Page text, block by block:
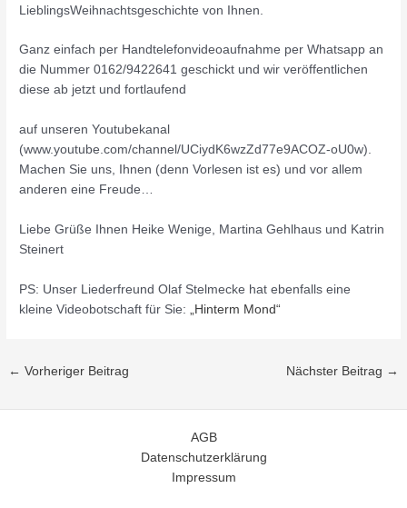
LieblingsWeihnachtsgeschichte von Ihnen.
Ganz einfach per Handtelefonvideoaufnahme per Whatsapp an
die Nummer 0162/9422641 geschickt und wir veröffentlichen
diese ab jetzt und fortlaufend
auf unseren Youtubekanal
(www.youtube.com/channel/UCiydK6wzZd77e9ACOZ-oU0w).
Machen Sie uns, Ihnen (denn Vorlesen ist es) und vor allem
anderen eine Freude…
Liebe Grüße Ihnen Heike Wenige, Martina Gehlhaus und Katrin
Steinert
PS: Unser Liederfreund Olaf Stelmecke hat ebenfalls eine
kleine Videobotschaft für Sie:„Hinterm Mond“
← Vorheriger Beitrag Nächster Beitrag →
AGB
Datenschutzerklärung
Impressum